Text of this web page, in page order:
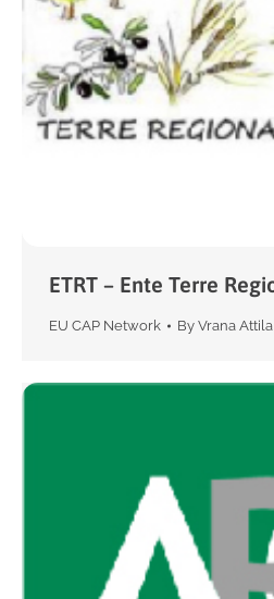
ETRT – Ente Terre
EU CAP Network By Vrana Attila